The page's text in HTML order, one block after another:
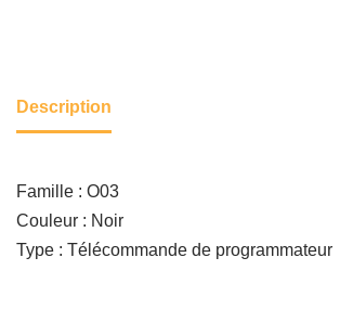
Description
Famille : O03
Couleur : Noir
Type : Télécommande de programmateur